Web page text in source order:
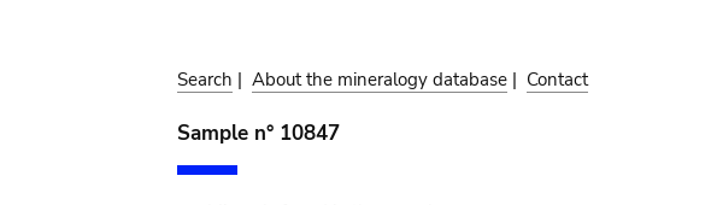
Search | About the mineralogy database | Contact
Sample n° 10847